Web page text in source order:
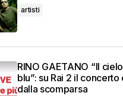
artisti
RINO GAETANO “Il
blu”: su Rai 2 il
dalla scomparsa